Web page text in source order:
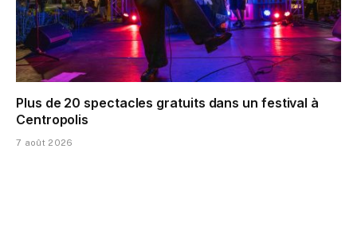
Plus de 20 spectacles gratuits dans un festival à
Centropolis
7 août 2026